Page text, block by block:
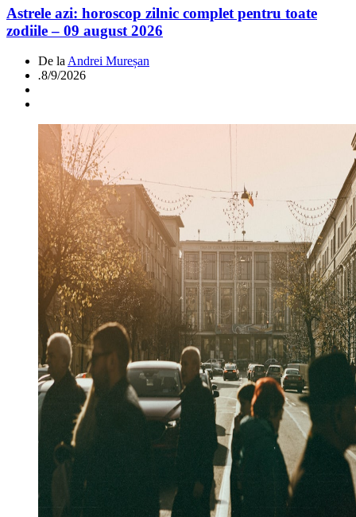
Astrele azi: horoscop zilnic complet pentru toate
zodiile – 09 august 2026
De la Andrei Mureșan
.8/9/2026